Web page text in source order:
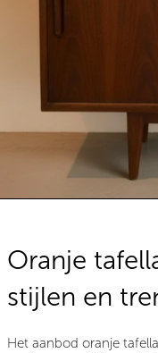
Oranje
stijlen en
Het aanbod oranje